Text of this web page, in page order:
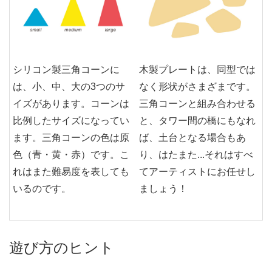
シリコン製三角コーンに
は、小、中、大の3つのサ
イズがあります。コーンは
比例したサイズになってい
ます。三角コーンの色は原
色（青・黄・赤）です。こ
れはまた難易度を表しても
いるのです。
木製プレートは、同型では
なく形状がさまざまです。
三角コーンと組み合わせる
と、タワー間の橋にもなれ
ば、土台となる場合もあ
り、はたまた...それはすべ
てアーティストにお任せし
ましょう！
遊び方のヒント